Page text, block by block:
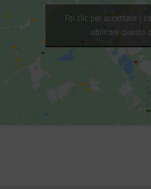
Fai clic per accettare i
abilitare questo